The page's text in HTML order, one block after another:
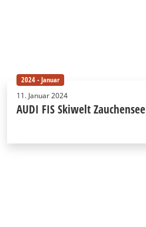
2024 - Januar
11. Januar 2024
AUDI FIS Skiwelt Zauchensee